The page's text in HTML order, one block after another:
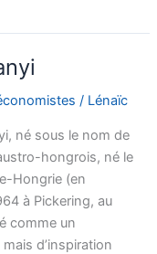
/ Lénaïc
né sous le nom de
hongrois, né le
Hongrie (en
à Pickering, au
comme un
d’inspiration